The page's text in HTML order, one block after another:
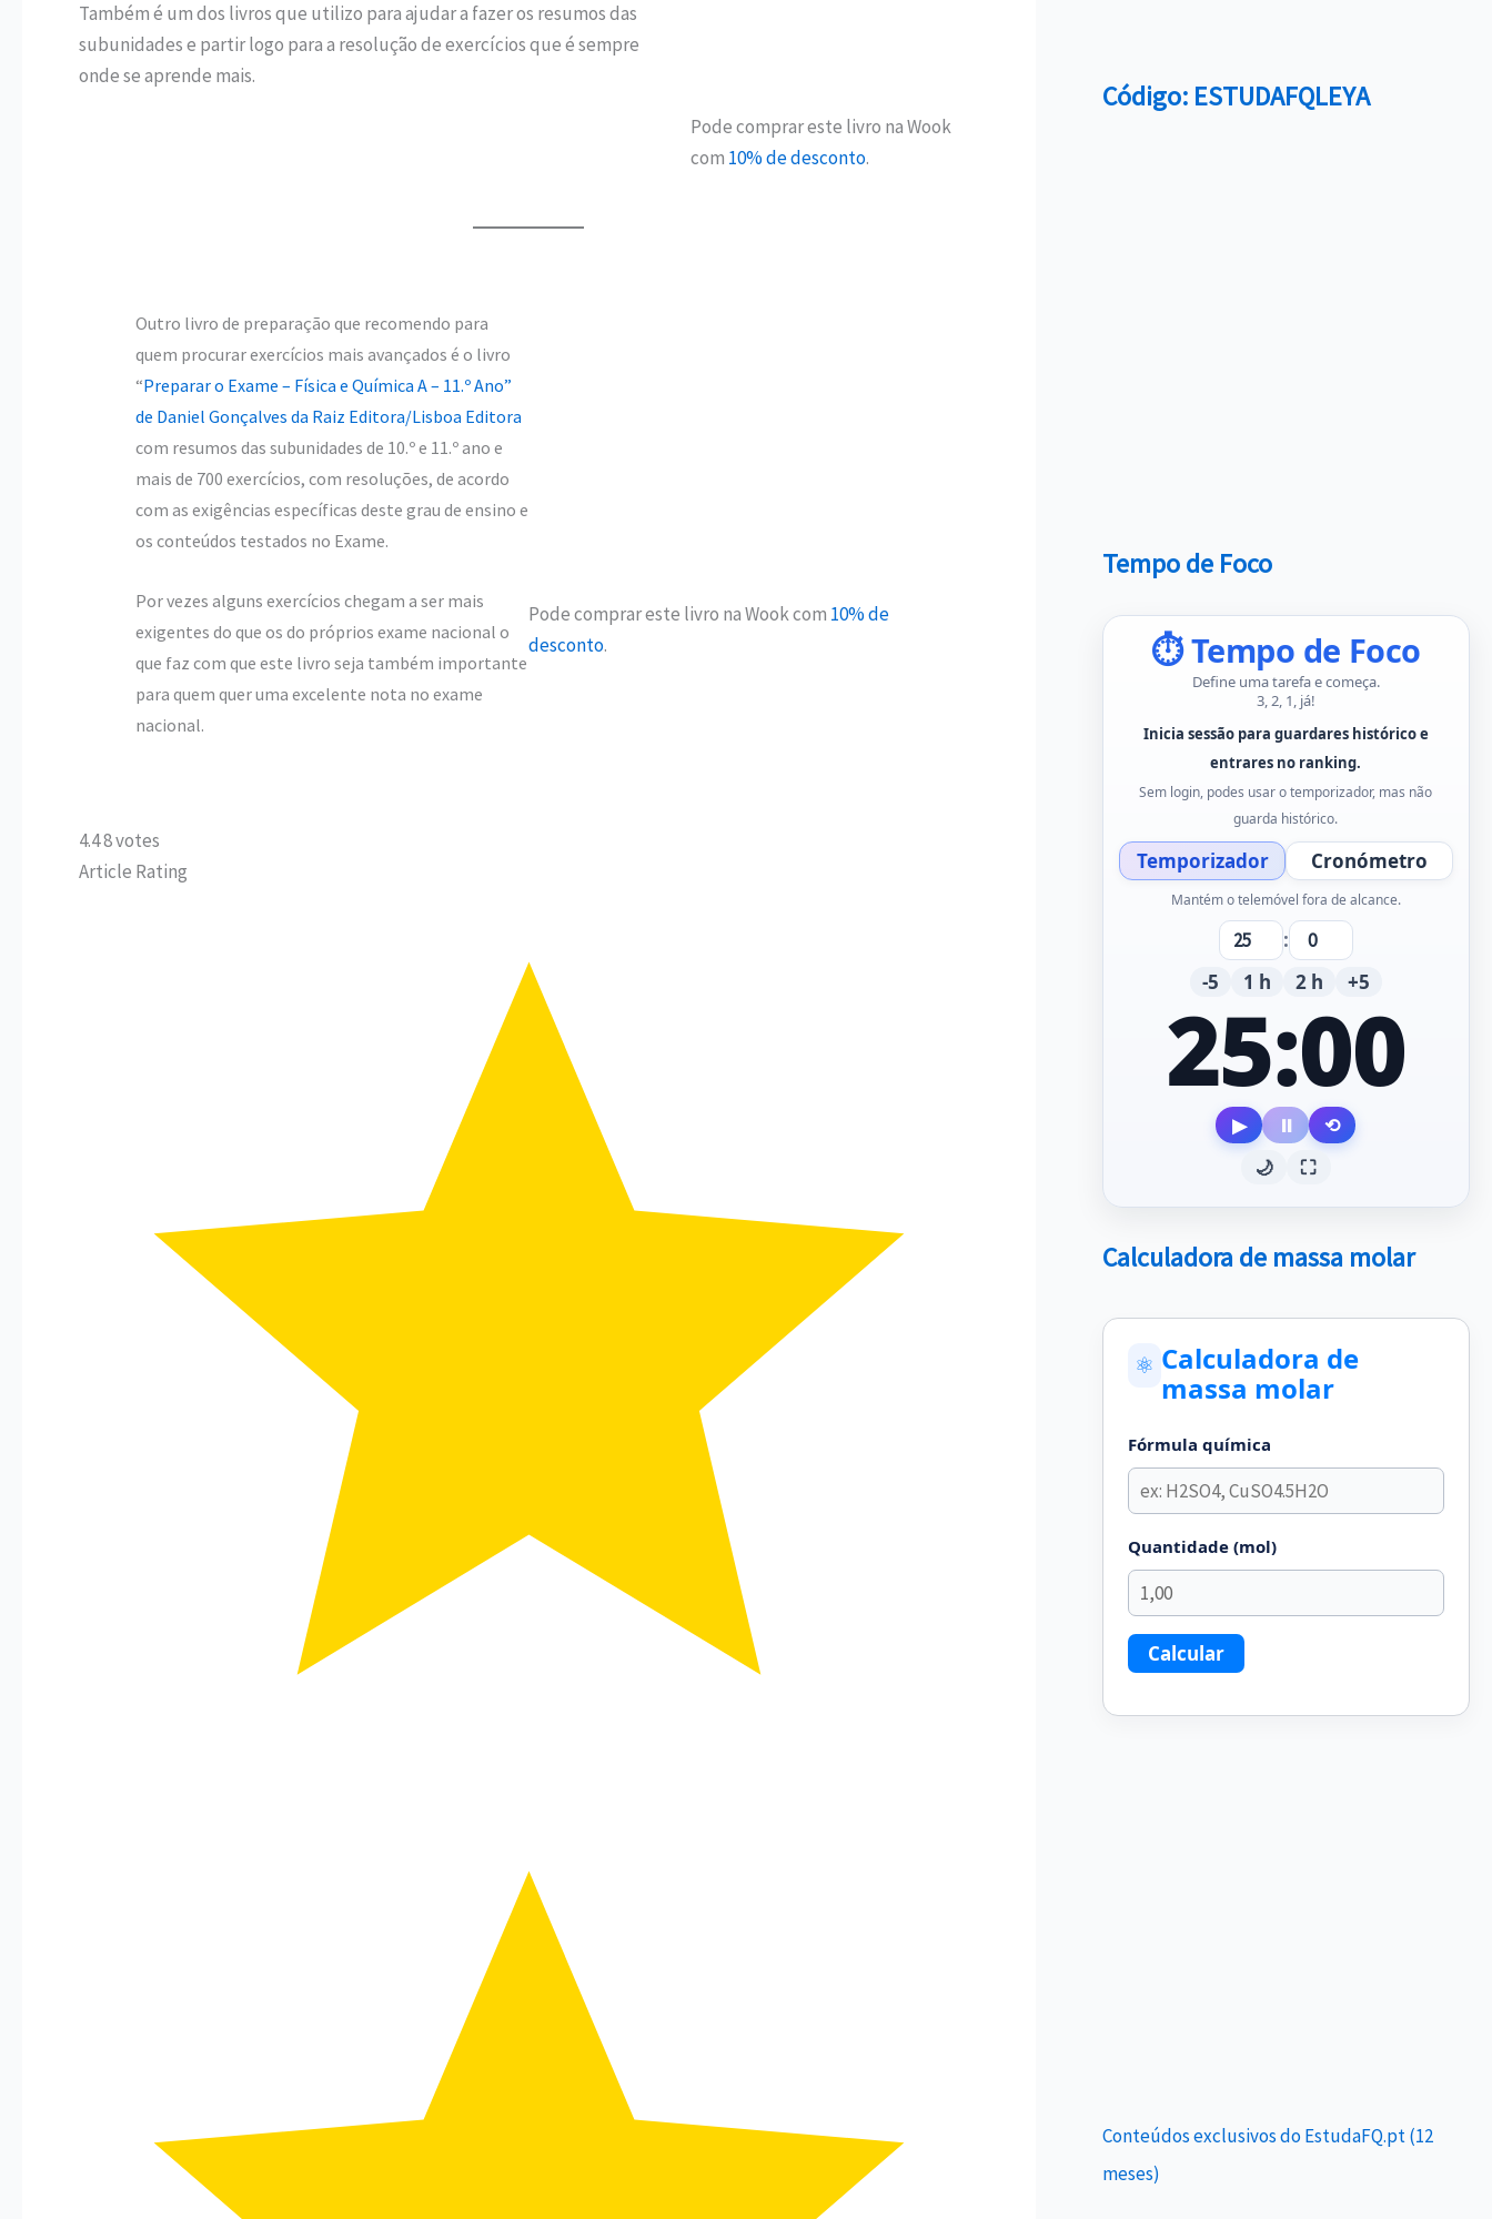
Pode comprar este livro na Wook
com 10% de desconto.
Também é um dos livros que utilizo para ajudar a fazer os resumos das
subunidades e partir logo para a resolução de exercícios que é sempre
onde se aprende mais.
Outro livro de preparação que recomendo para
quem procurar exercícios mais avançados é o livro
“Preparar o Exame – Física e Química A – 11.º Ano”
de Daniel Gonçalves da Raiz Editora/Lisboa Editora
com resumos das subunidades de 10.º e 11.º ano e
mais de 700 exercícios, com resoluções, de acordo
com as exigências específicas deste grau de ensino e
os conteúdos testados no Exame.
Por vezes alguns exercícios chegam a ser mais
exigentes do que os do próprios exame nacional o
que faz com que este livro seja também importante
para quem quer uma excelente nota no exame
nacional.
Pode comprar este livro na Wook com 10% de
desconto.
4.48votes
Article Rating
Código: ESTUDAFQLEYA
Tempo de Foco
⏱ Tempo de Foco
Define uma tarefa e começa.
3, 2, 1, já!
Inicia sessão para guardares histórico e
entrares no ranking.
Sem login, podes usar o temporizador, mas não
guarda histórico.
Temporizador Cronómetro
Mantém o telemóvel fora de alcance.
:
-5
1 h 2 h +5
25:00
▶ ⏸
⟲
🌙
⛶
Calculadora de massa molar
⚛ Calculadora de
massa molar
Fórmula química
Quantidade (mol)
Calcular
Conteúdos exclusivos do EstudaFQ.pt (12
meses)